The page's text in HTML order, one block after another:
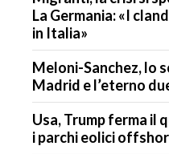
La Germania: «I
in Italia»
Meloni-Sanchez, lo
Madrid e l’eterno
Usa, Trump ferma il
i parchi eolici